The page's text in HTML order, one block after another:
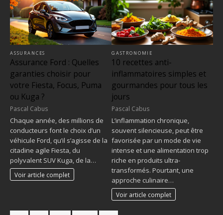
ASSURANCES
Assurance Ford : Quelles
garanties choisir pour
votre Fiesta, Focus, Puma
ou Kuga ?
Pascal Cabus
Chaque année, des millions de
conducteurs font le choix d’un
véhicule Ford, qu’il s’agisse de la
citadine agile Fiesta, du
polyvalent SUV Kuga, de la…
Voir article complet
GASTRONOMIE
10 recettes anti-
inflammatoires simples et
gourmandes pour tous les
jours
Pascal Cabus
L’inflammation chronique,
souvent silencieuse, peut être
favorisée par un mode de vie
intense et une alimentation trop
riche en produits ultra-
transformés. Pourtant, une
approche culinaire…
Voir article complet